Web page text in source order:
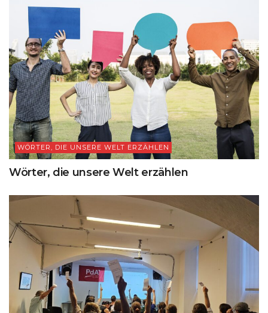
WÖRTER, DIE UNSERE WELT ERZÄHLEN
Wörter, die unsere Welt erzählen